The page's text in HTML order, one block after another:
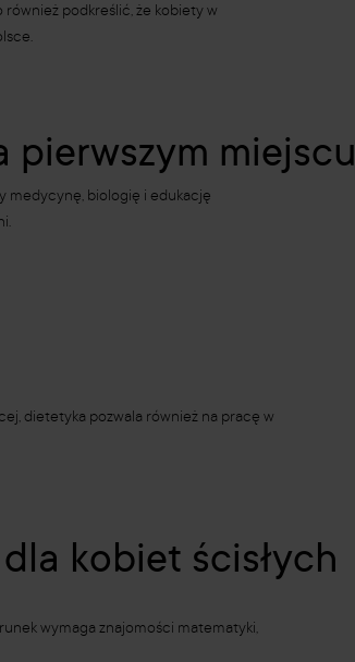
podkreślić, że kobiety w
pierwszym miejscu
medycynę, biologię i edukację
dietetyka pozwala również na pracę w
kobiet ścisłych
wymaga znajomości matematyki,